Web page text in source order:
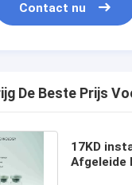
Contact nu
De Beste Prijs
17KD
Afgeleide